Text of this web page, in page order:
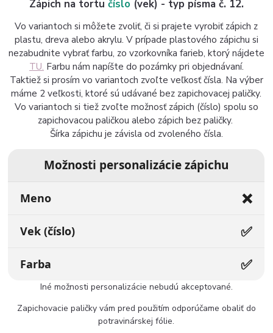
Zápich na tortu číslo (vek) - typ písma č. 12.
Vo variantoch si môžete zvoliť, či si prajete vyrobiť zápich z
plastu, dreva alebo akrylu. V prípade plastového zápichu si
nezabudnite vybrať farbu, zo vzorkovníka farieb, ktorý nájdete
TU. Farbu nám napíšte do pozámky pri objednávaní.
Taktiež si prosím vo variantoch zvoľte veľkosť čísla. Na výber
máme 2 veľkosti, ktoré sú udávané bez zapichovacej paličky.
Vo variantoch si tiež zvoľte možnosť zápich (číslo) spolu so
zapichovacou paličkou alebo zápich bez paličky.
Šírka zápichu je závisla od zvoleného čísla.
Možnosti personalizácie zápichu
Meno ❌
Vek (číslo) ✅
Farba ✅
Iné možnosti personalizácie nebudú akceptované.
Zapichovacie paličky vám pred použitím odporúčame obaliť do
potravinárskej fólie.